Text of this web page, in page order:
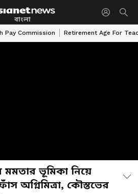
বাংলা
Pay Commission Retirement Age For
মমতার ভূমিকা নিয়ে
অগ্নিমিত্রা, কৌস্তভের